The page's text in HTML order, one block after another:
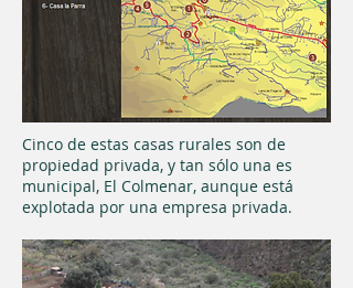
Cinco de estas casas rurales son de
propiedad privada, y tan sólo una es
municipal, El Colmenar, aunque está
explotada por una empresa privada.